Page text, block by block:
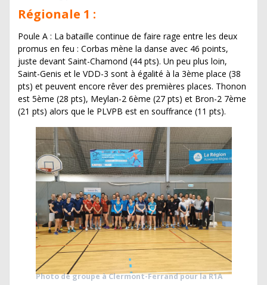
Régionale 1 :
Poule A : La bataille continue de faire rage entre les deux
promus en feu : Corbas mène la danse avec 46 points,
juste devant Saint-Chamond (44 pts). Un peu plus loin,
Saint-Genis et le VDD-3 sont à égalité à la 3ème place (38
pts) et peuvent encore rêver des premières places. Thonon
est 5ème (28 pts), Meylan-2 6ème (27 pts) et Bron-2 7ème
(21 pts) alors que le PLVPB est en souffrance (11 pts).
Photo de groupe à Clermont-Ferrand pour la R1A